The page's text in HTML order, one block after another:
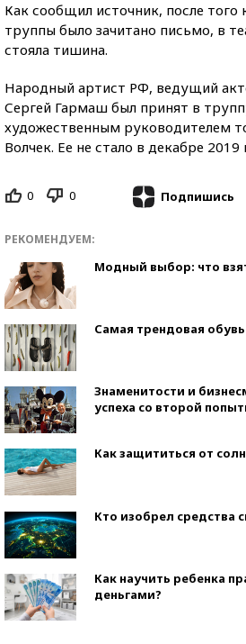
Как сообщил источник, после того
труппы было зачитано письмо, в
стояла тишина.
Народный артист РФ, ведущий
Сергей Гармаш был принят в
художественным руководителем
Волчек. Ее не стало в декабре 2019
0 0 Подпишись
РЕКОМЕНДУЕМ:
Модный выбор: что
Самая трендовая обувь
Знаменитости и
успеха со второй
Как защититься от
Кто изобрел средства
Как научить ребенка
деньгами?